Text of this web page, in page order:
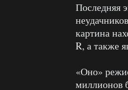
Последняя
картина
R, а также
«Оно»
миллионов